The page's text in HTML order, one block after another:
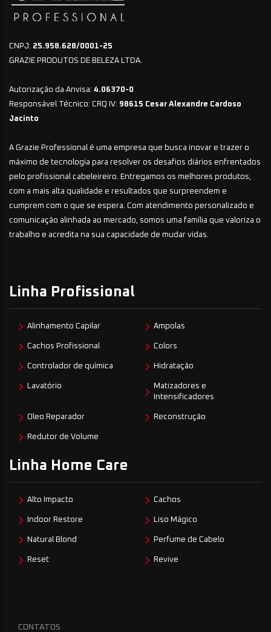
CNPJ: 25.958.628/0001-25
GRAZIE PRODUTOS DE BELEZA LTDA.
Autorização da Anvisa: 4.06370-0
Responsável Técnico: CRQ IV: 98615 Cesar Alexandre Cardoso
Jacinto
A Grazie Professional é uma empresa que busca inovar e trazer o
máximo de tecnologia para resolver os desafios diários enfrentados
pelo profissional cabeleireiro. Entregamos os melhores produtos,
com a mais alta qualidade e resultados que surpreendem e
cumprem com o que se espera. Com atendimento personalizado e
comunicação alinhada ao mercado, somos uma família que valoriza o
trabalho e acredita na sua capacidade de mudar vidas.
Linha Profissional
Alinhamento Capilar Ampolas
Cachos Profissional Colors
Controlador de química Hidratação
Lavatório
Matizadores e
Intensificadores
Oleo Reparador Reconstrução
Redutor de Volume
Linha Home Care
Alto Impacto Cachos
Indoor Restore Liso Mágico
Natural Blond Perfume de Cabelo
Reset Revive
CONTATOS